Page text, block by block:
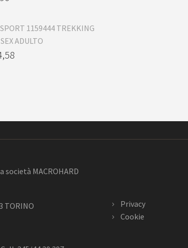
1159444 TREKKING
ADULTO
MACROHARD
TORINO
Privacy
Cookie